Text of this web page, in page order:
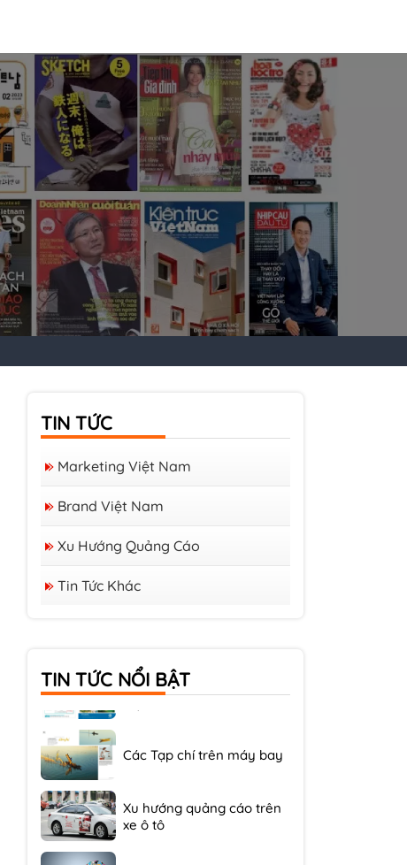
TIN TỨC
Marketing Việt Nam
Brand Việt Nam
Xu Hướng Quảng Cáo
Tin Tức Khác
TIN TỨC NỔI BẬTCác Tạp chí Hàn Quốc tại
Việt Nam
xe ô tô